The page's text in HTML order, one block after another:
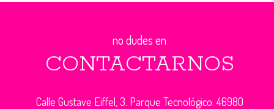
no dudes en
CONTACTARNOS
Calle Gustave Eiffel, 3. Parque Tecnológico. 46980